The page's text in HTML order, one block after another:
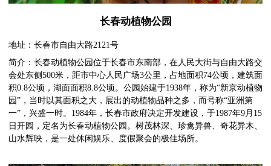
长春动植物公园
地址：长春市自由大路2121号
简介：长春动植物公园位于长春市东南部，在人民大街与自由大路交
会处东侧500米，距市中心人民广场3公里，占地面积74公顷，建筑面
积0.8公顷，湖面面积8.8公顷。公园始建于1938年，称为“新京动植物
园”，当时以其面积之大，展出的动植物品种之多，而号称“亚洲第
一”，兴盛一时。1984年，长春市政府决定开发建设，于1987年9月15
日开园，定名为长春动植物公园。树茂林深、珍禽异兽、奇花异木、
山水辉映，是一处休闲娱乐、度假聚会的极佳场所。